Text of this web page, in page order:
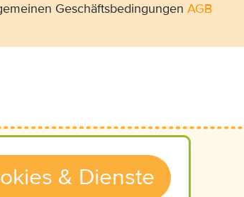
Geschäftsbedingungen AGB
& Dienste